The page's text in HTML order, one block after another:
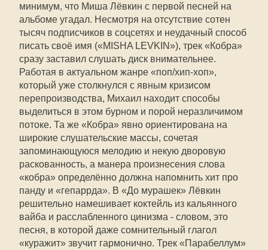
минимум, что Миша Лёвкин с первой песней на
альбоме угадал. Несмотря на отсутствие сотен
тысяч подписчиков в соцсетях и неудачный способ
писать своё имя («MISHA LEVKIN»), трек «Кобра»
сразу заставил слушать диск внимательнее.
Работая в актуальном жанре «поп/хип-хоп»,
который уже столкнулся с явным кризисом
перепроизводства, Михаил находит способы
выделиться в этом бурном и порой неразличимом
потоке. Та же «Кобра» явно ориентирована на
широкие слушательские массы, сочетая
запоминающуюся мелодию и некую дворовую
раскованность, а манера произнесения слова
«кобра» определённо должна напомнить хит про
панду и «гепаррда». В «До мурашек» Лёвкин
решительно намешивает коктейль из кальянного
вайба и расслабленного цинизма - словом, это
песня, в которой даже сомнительный глагол
«куражит» звучит гармонично. Трек «Парабеллум»